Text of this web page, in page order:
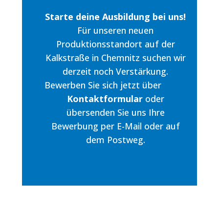
Starte deine Ausbildung bei uns!
Für unseren neuen
Produktionsstandort auf der
Kalkstraße in Chemnitz suchen wir
derzeit noch Verstärkung.
Bewerben Sie sich jetzt über
Kontaktformularoder
übersenden Sie uns Ihre
Bewerbung per E-Mail oder auf
dem Postweg.